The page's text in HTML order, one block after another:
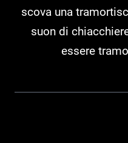
scova una
suon di
essere